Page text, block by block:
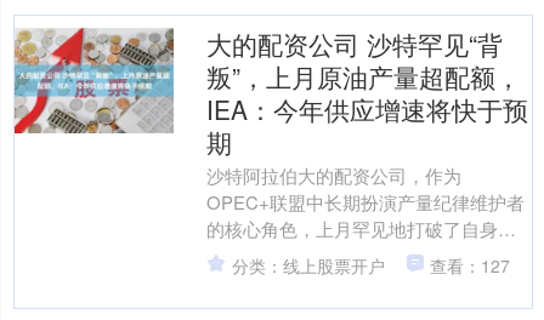
大的配资公司 沙特罕见“背
叛”，上月原油产量超配额，
IEA：今年供应增速将快于预
期
沙特阿拉伯大的配资公司，作为
OPEC+联盟中长期扮演产量纪律维护者
的核心角色，上月罕见地打破了自身承
诺，将石油产量提升至远超配额的水
平。 根据国际能源署（IEA....
分类：线上股票开户 查看：127